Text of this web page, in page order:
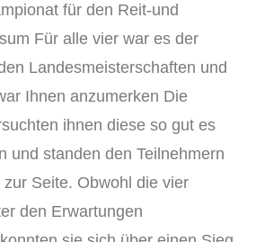
für den Reit-und
Für alle vier war es der
Landesmeisterschaften und
Ihnen anzumerken Die
ihnen diese so gut es
und standen den Teilnehmern
zur Seite. Obwohl die vier
den Erwartungen